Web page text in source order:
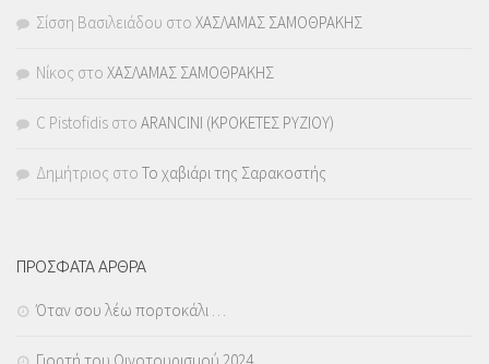
Σίσση Βασιλειάδου στο ΧΑΣΛΑΜΑΣ ΣΑΜΟΘΡΑΚΗΣ
Νίκος στο ΧΑΣΛΑΜΑΣ ΣΑΜΟΘΡΑΚΗΣ
C Pistofidis στο ARANCINI (ΚΡΟΚΕΤΕΣ ΡΥΖΙΟΥ)
Δημήτριος στο Το χαβιάρι της Σαρακοστής
ΠΡΟΣΦΑΤΑ ΑΡΘΡΑ
Όταν σου λέω πορτοκάλι …